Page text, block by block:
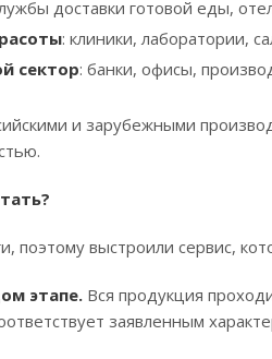
доставки готовой еды,
: клиники, лаборатории,
сектор: банки, офисы,
и зарубежными
выстроили сервис,
этапе. Вся продукция
заявленным